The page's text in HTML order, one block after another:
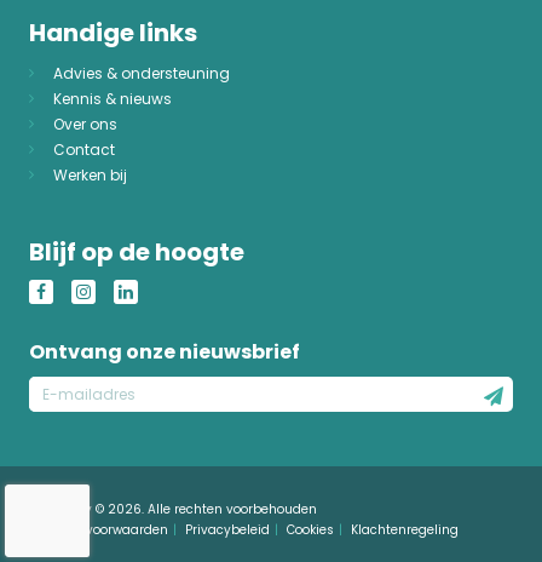
Handige links
Advies & ondersteuning
Kennis & nieuws
Over ons
Contact
Werken bij
Blijf op de hoogte
Ontvang onze nieuwsbrief
E-
mailadres
Just4Safety © 2026. Alle rechten voorbehouden
Algemene voorwaarden
Privacybeleid Cookies Klachtenregeling